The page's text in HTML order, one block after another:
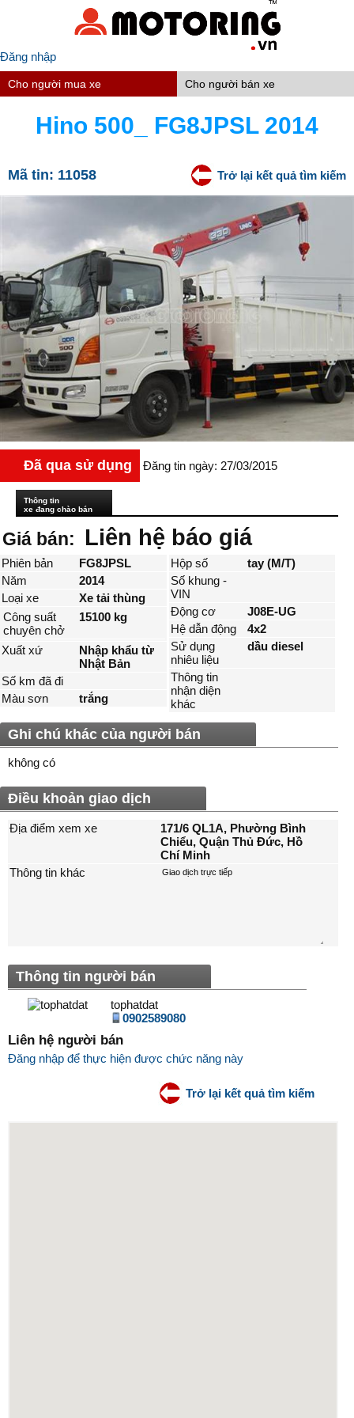
Đăng nhập
Cho người mua xe Cho người bán xe
Hino 500_ FG8JPSL 2014
Mã tin: 11058 Trở lại kết quả tìm kiếm
Đã qua sử dụng Đăng tin ngày: 27/03/2015
Thông tin
xe đang chào bán
Giá bán: Liên hệ báo giá
Phiên bản
FG8JPSL
Năm
2014
Loại xe
Xe tải thùng
Công suất
chuyên chở
15100 kg
Xuất xứ
Nhập khẩu từ
Nhật Bản
Số km đã đi
Màu sơn
trắng
Hộp số
tay (M/T)
Số khung -
VIN
Động cơ
J08E-UG
Hệ dẫn động
4x2
Sử dụng
nhiêu liệu
dầu diesel
Thông tin
nhận diện
khác
Ghi chú khác của người bán
không có
Điều khoản giao dịch
Địa điểm xem xe
171/6 QL1A, Phường Bình
Chiểu, Quận Thủ Đức, Hồ
Chí Minh
Thông tin khác
Thông tin người bán
tophatdat
0902589080
Liên hệ người bán
Đăng nhập để thực hiện được chức năng này
Trở lại kết quả tìm kiếm